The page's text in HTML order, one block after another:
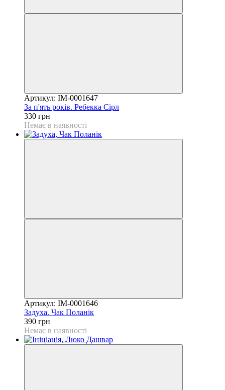
Артикул: IM-0001647
За п'ять років. Ребекка Сірл
330 грн
Немає в наявності
Артикул: IM-0001646
Задуха. Чак Поланік
390 грн
Немає в наявності